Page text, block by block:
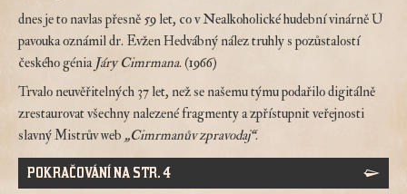
dnes je to navlas přesně 59 let, co v Nealkoholické hudební vinárně U
pavouka oznámil dr. Evžen Hedvábný nález truhly s pozůstalostí
českého génia Járy Cimrmana. (1966)
Trvalo neuvěřitelných 37 let, než se našemu týmu podařilo digitálně
zrestaurovat všechny nalezené fragmenty a zpřístupnit veřejnosti
slavný Mistrův web „Cimrmanův zpravodaj“.
POKRAČOVÁNÍ NA STR. 4